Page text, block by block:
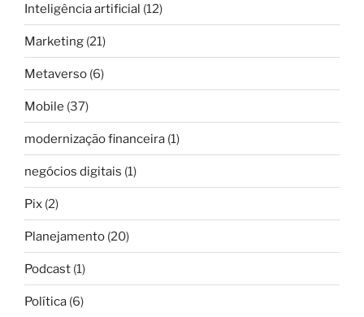
Inteligência artificial (12)
Marketing (21)
Metaverso (6)
Mobile (37)
modernização financeira (1)
negócios digitais (1)
Pix (2)
Planejamento (20)
Podcast (1)
Política (6)